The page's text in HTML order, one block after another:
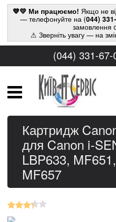
💙💛 Ми працюємо! Якщо не
— телефонуйте на (044)
замовлення
⚠ Зверніть увагу — на
(044) 331-67-
Картридж
для Canon i-
LBP633,
MF657